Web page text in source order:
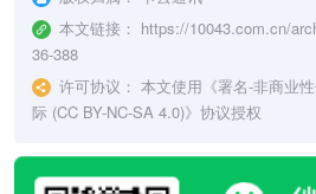
本文链接： https://10043.com.cn/
36-388
许可协议： 本文使用《署名-非商业
际 (CC BY-NC-SA 4.0)》协议授权